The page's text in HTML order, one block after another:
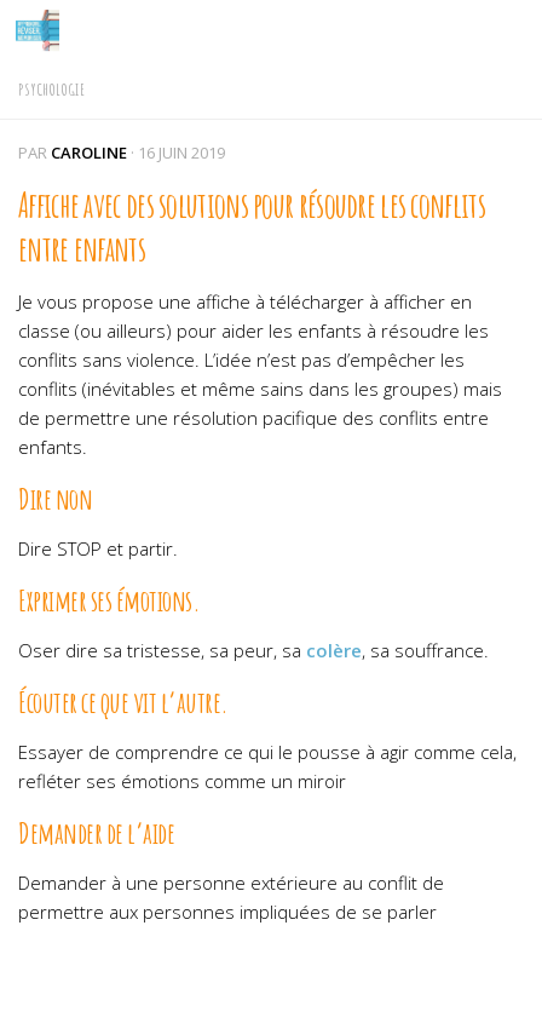
Skip to content
PSYCHOLOGIE
PAR CAROLINE · 16 JUIN 2019
Affiche avec des solutions pour résoudre les conflits
entre enfants
Je vous propose une affiche à télécharger à afficher en
classe (ou ailleurs) pour aider les enfants à résoudre les
conflits sans violence. L’idée n’est pas d’empêcher les
conflits (inévitables et même sains dans les groupes) mais
de permettre une résolution pacifique des conflits entre
enfants.
Dire non
Dire STOP et partir.
Exprimer ses émotions.
Oser dire sa tristesse, sa peur, sa colère, sa souffrance.
Écouter ce que vit l’autre.
Essayer de comprendre ce qui le pousse à agir comme cela,
refléter ses émotions comme un miroir
Demander de l’aide
Demander à une personne extérieure au conflit de
permettre aux personnes impliquées de se parler